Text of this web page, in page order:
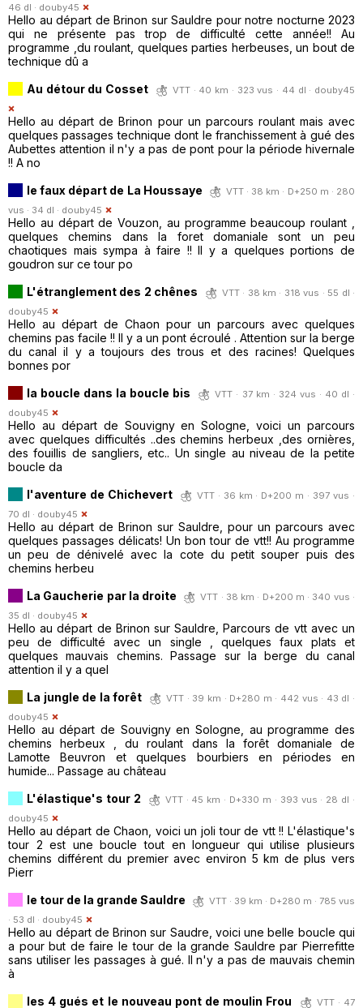
46 dl · douby45
Hello au départ de Brinon sur Sauldre pour notre nocturne 2023
qui ne présente pas trop de difficulté cette année!! Au
programme ,du roulant, quelques parties herbeuses, un bout de
technique dû a
Au détour du Cosset
VTT · 40 km · 323 vus · 44 dl · douby45
Hello au départ de Brinon pour un parcours roulant mais avec
quelques passages technique dont le franchissement à gué des
Aubettes attention il n'y a pas de pont pour la période hivernale
!! A no
le faux départ de La Houssaye
VTT · 38 km · D+250 m · 280
vus · 34 dl · douby45
Hello au départ de Vouzon, au programme beaucoup roulant ,
quelques chemins dans la foret domaniale sont un peu
chaotiques mais sympa à faire !! Il y a quelques portions de
goudron sur ce tour po
L'étranglement des 2 chênes
VTT · 38 km · 318 vus · 55 dl ·
douby45
Hello au départ de Chaon pour un parcours avec quelques
chemins pas facile !! Il y a un pont écroulé . Attention sur la berge
du canal il y a toujours des trous et des racines! Quelques
bonnes por
la boucle dans la boucle bis
VTT · 37 km · 324 vus · 40 dl ·
douby45
Hello au départ de Souvigny en Sologne, voici un parcours
avec quelques difficultés ..des chemins herbeux ,des ornières,
des fouillis de sangliers, etc.. Un single au niveau de la petite
boucle da
l'aventure de Chichevert
VTT · 36 km · D+200 m · 397 vus ·
70 dl · douby45
Hello au départ de Brinon sur Sauldre, pour un parcours avec
quelques passages délicats! Un bon tour de vtt!! Au programme
un peu de dénivelé avec la cote du petit souper puis des
chemins herbeu
La Gaucherie par la droite
VTT · 38 km · D+200 m · 340 vus ·
35 dl · douby45
Hello au départ de Brinon sur Sauldre, Parcours de vtt avec un
peu de difficulté avec un single , quelques faux plats et
quelques mauvais chemins. Passage sur la berge du canal
attention il y a quel
La jungle de la forêt
VTT · 39 km · D+280 m · 442 vus · 43 dl ·
douby45
Hello au départ de Souvigny en Sologne, au programme des
chemins herbeux , du roulant dans la forêt domaniale de
Lamotte Beuvron et quelques bourbiers en périodes en
humide... Passage au château
L'élastique's tour 2
VTT · 45 km · D+330 m · 393 vus · 28 dl ·
douby45
Hello au départ de Chaon, voici un joli tour de vtt !! L'élastique's
tour 2 est une boucle tout en longueur qui utilise plusieurs
chemins différent du premier avec environ 5 km de plus vers
Pierr
le tour de la grande Sauldre
VTT · 39 km · D+280 m · 785 vus
· 53 dl · douby45
Hello au départ de Brinon sur Saudre, voici une belle boucle qui
a pour but de faire le tour de la grande Sauldre par Pierrefitte
sans utiliser les passages à gué. Il n'y a pas de mauvais chemin
à
les 4 gués et le nouveau pont de moulin Frou
VTT · 47